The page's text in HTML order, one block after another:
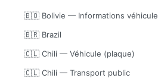
🇧🇴 Bolivie — Informations véhicule
🇧🇷 Brazil
🇨🇱 Chili — Véhicule (plaque)
🇨🇱 Chili — Transport public